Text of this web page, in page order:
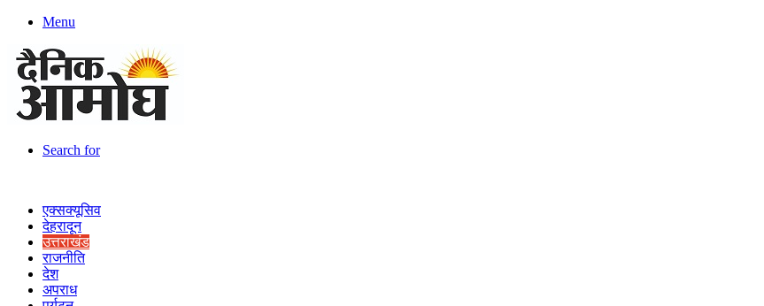
Menu
Search for
एक्सक्यूसिव
देहरादून
उत्तराखंड
राजनीति
देश
अपराध